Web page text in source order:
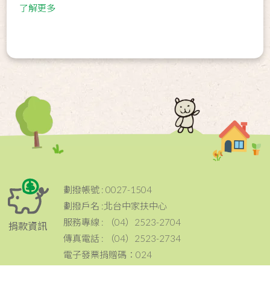
了解更多
捐款資訊
劃撥帳號 : 0027-1504
劃撥戶名 :北台中家扶中心
服務專線 : （04）2523-2704
傳真電話 : （04）2523-2734
電子發票捐贈碼：024